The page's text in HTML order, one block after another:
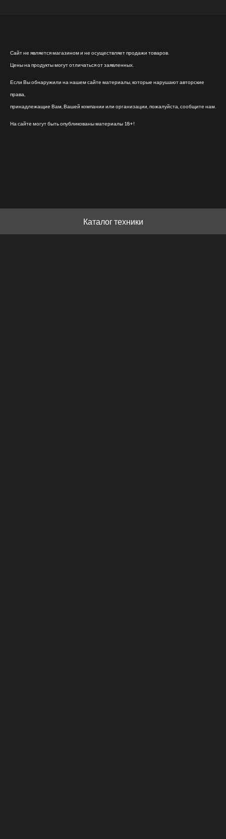
Сайт не является магазином и не осуществляет продажи товаров.
Цены на продукты могут отличаться от заявленных.
Если Вы обнаружили на нашем сайте материалы, которые нарушают авторские
права,
принадлежащие Вам, Вашей компании или организации, пожалуйста, сообщите нам.
На сайте могут быть опубликованы материалы 18+!
Каталог техники